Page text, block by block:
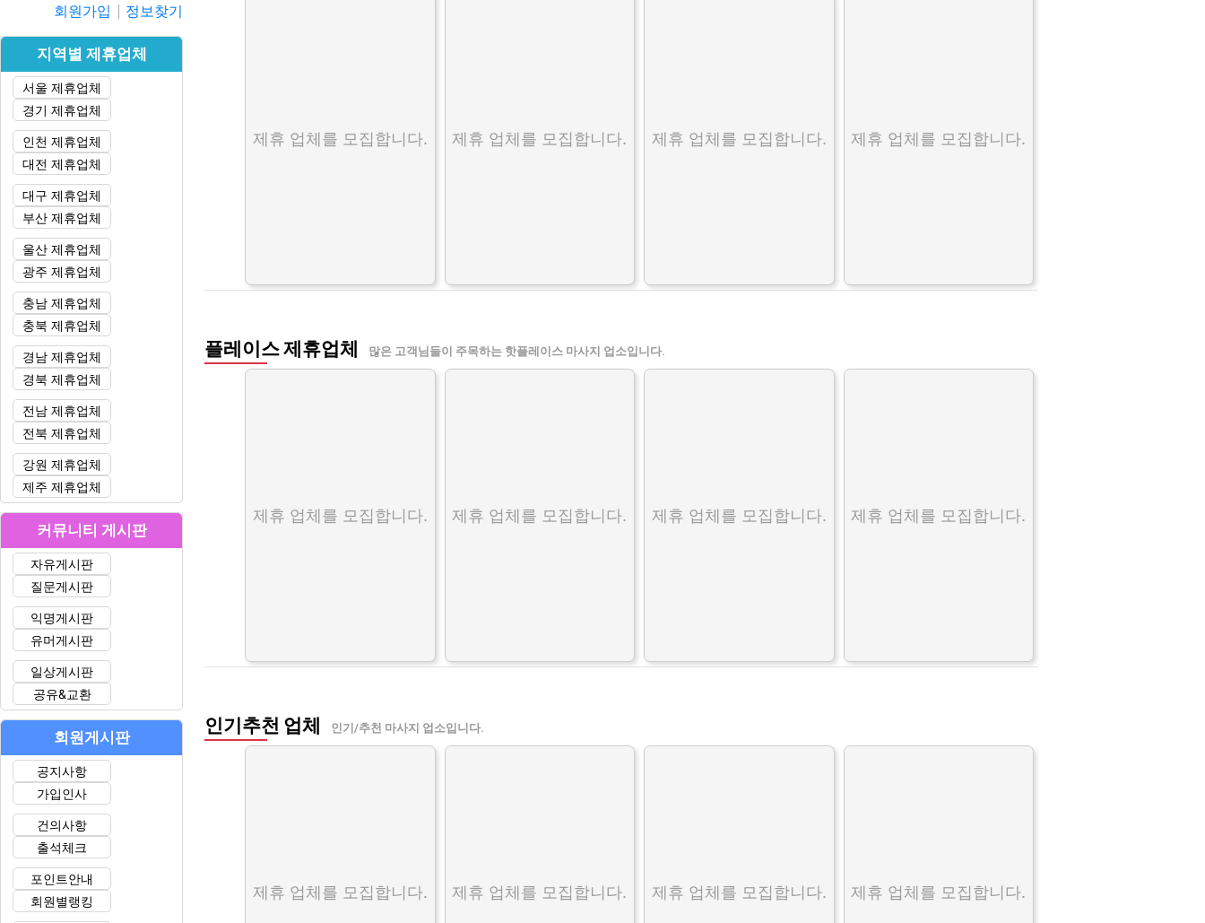
제휴 업체를 모집합니다. 제휴 업체를 모집합니다. 제휴 업체를 모집합니다. 제휴 업체를 모집합니다.
플레이스 제휴업체 많은 고객님들이 주목하는 핫플레이스 마사지 업소입니다.
제휴 업체를 모집합니다. 제휴 업체를 모집합니다. 제휴 업체를 모집합니다. 제휴 업체를 모집합니다.
인기추천 업체 인기/추천 마사지 업소입니다.
제휴 업체를 모집합니다. 제휴 업체를 모집합니다. 제휴 업체를 모집합니다. 제휴 업체를 모집합니다.
회원가입
정보찾기
지역별 제휴업체
서울 제휴업체
경기 제휴업체
인천 제휴업체
대전 제휴업체
대구 제휴업체
부산 제휴업체
울산 제휴업체
광주 제휴업체
충남 제휴업체
충북 제휴업체
경남 제휴업체
경북 제휴업체
전남 제휴업체
전북 제휴업체
강원 제휴업체
제주 제휴업체
커뮤니티 게시판
자유게시판
질문게시판
익명게시판
유머게시판
일상게시판
공유&교환
회원게시판
공지사항
가입인사
건의사항
출석체크
포인트안내
회원별랭킹